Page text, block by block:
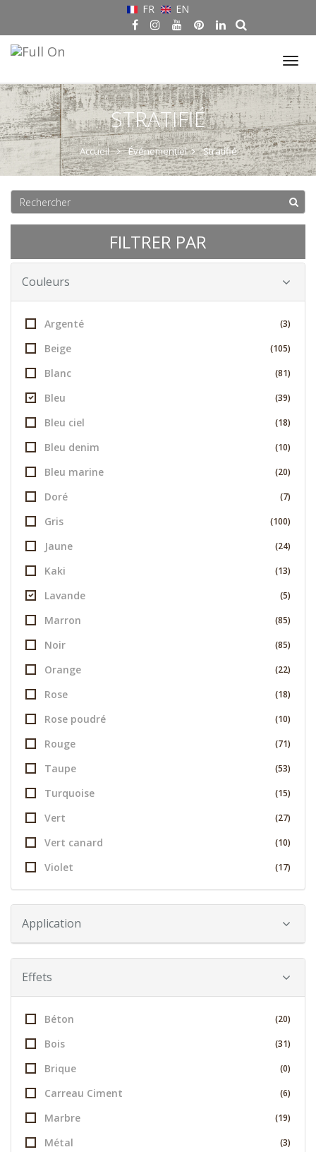
FR EN
STRATIFIÉ
Accueil Événementiel Stratifié
FILTRER PAR
Couleurs
Argenté (3)
Beige (105)
Blanc (81)
Bleu (39)
Bleu ciel (18)
Bleu denim (10)
Bleu marine (20)
Doré (7)
Gris (100)
Jaune (24)
Kaki (13)
Lavande (5)
Marron (85)
Noir (85)
Orange (22)
Rose (18)
Rose poudré (10)
Rouge (71)
Taupe (53)
Turquoise (15)
Vert (27)
Vert canard (10)
Violet (17)
Application
Effets
Béton (20)
Bois (31)
Brique (0)
Carreau Ciment (6)
Marbre (19)
Métal (3)